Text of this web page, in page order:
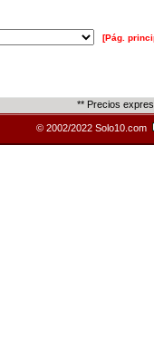
[Pág.
** Precios
© 2002/2022 Solo10.com